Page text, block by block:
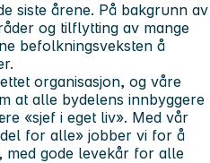
siste årene. På bakgrunn av
og tilflytting av mange
befolkningsveksten å
organisasjon, og våre
at alle bydelens innbyggere
«sjef i eget liv». Med vår
for alle» jobber vi for å
med gode levekår for alle